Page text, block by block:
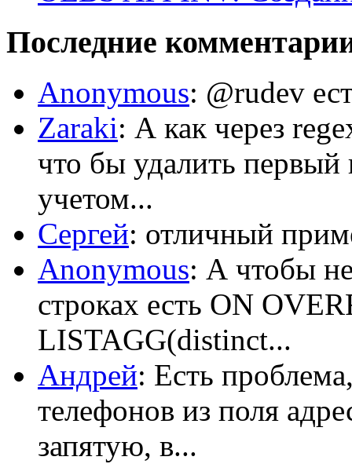
Последние
Anonymous: @rudev
Zaraki: А как через
что бы удалить первый
учетом...
Сергей: отличный
Anonymous: А чтобы
строках есть ON
LISTAGG(distinct...
Андрей: Есть
телефонов из поля
запятую, в...